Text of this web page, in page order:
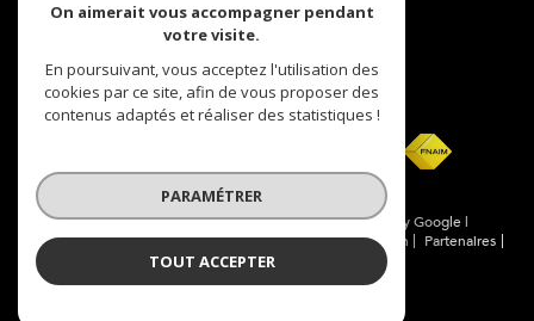
Nous
adhérons
© 2026 | Tous droits réservés | Traduction powered by Google |
Nos honoraires
Plan du site Mentions légales Admin
Partenaires
Politique RGPD
On aimerait vous accompagner pendant
votre visite.
En poursuivant, vous acceptez l'utilisation des
cookies par ce site, afin de vous proposer des
contenus adaptés et réaliser des statistiques !
PARAMÉTRER
TOUT ACCEPTER